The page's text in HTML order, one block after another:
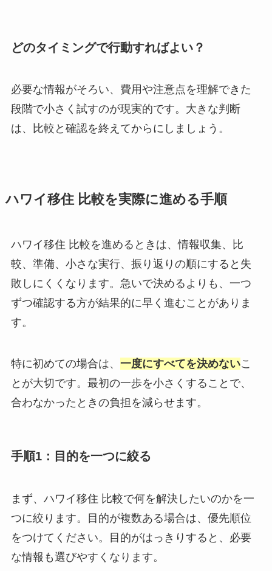
どのタイミングで行動すればよい？
必要な情報がそろい、費用や注意点を理解できた
段階で小さく試すのが現実的です。大きな判断
は、比較と確認を終えてからにしましょう。
ハワイ移住 比較を実際に進める手順
ハワイ移住 比較を進めるときは、情報収集、比
較、準備、小さな実行、振り返りの順にすると失
敗しにくくなります。急いで決めるよりも、一つ
ずつ確認する方が結果的に早く進むことがありま
す。
特に初めての場合は、 一度にすべてを決めないこ
とが大切です。最初の一歩を小さくすることで、
合わなかったときの負担を減らせます。
手順1：目的を一つに絞る
まず、ハワイ移住 比較で何を解決したいのかを一
つに絞ります。目的が複数ある場合は、優先順位
をつけてください。目的がはっきりすると、必要
な情報も選びやすくなります。